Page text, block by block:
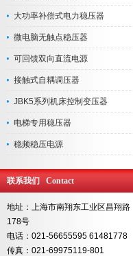
大功率补偿式电力稳压器
微电脑无触点稳压器
可回馈双向直流电源
接触式自耦调压器
JBK5系列机床控制变压器
电梯专用稳压器
稳频稳压电源
联系我们 Contact
地址：上海市南翔东工业区昌翔路
178号
电话：021-56655595 61481778
传真：021-69975119-801